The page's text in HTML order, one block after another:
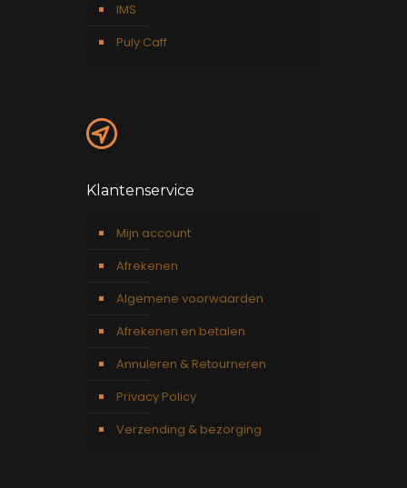
IMS
Puly Caff
Klantenservice
Mijn account
Afrekenen
Algemene voorwaarden
Afrekenen en betalen
Annuleren & Retourneren
Privacy Policy
Verzending & bezorging